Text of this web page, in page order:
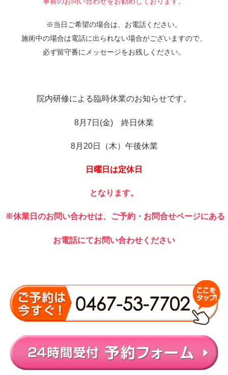
※当日ご希望の場合は、お電話ください。
施術中の場合は電話に出られない場合がございますので、
必ず留守番にメッセージをお残しください。
院内研修による臨時休業のお知らせです。
8月7日(金) 終日休業
8月20日（木）午後休業
日曜日は定休日
となります。
※休業日のお問い合わせは、ご予約・お問合せページにある
お電話にてお問い合わせください